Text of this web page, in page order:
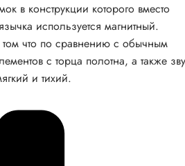
в конструкции которого вместо
используется магнитный.
что по сравнению с обычным
с торца полотна, а также
и тихий.